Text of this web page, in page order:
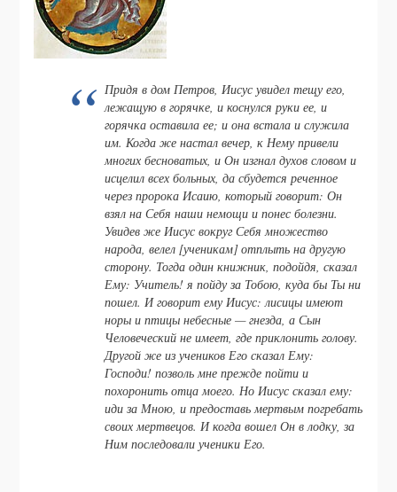
Придя в дом Петров, Иисус увидел тещу его,
лежащую в горячке, и коснулся руки ее, и
горячка оставила ее; и она встала и служила
им. Когда же настал вечер, к Нему привели
многих бесноватых, и Он изгнал духов словом и
исцелил всех больных, да сбудется реченное
через пророка Исаию, который говорит: Он
взял на Себя наши немощи и понес болезни.
Увидев же Иисус вокруг Себя множество
народа, велел [ученикам] отплыть на другую
сторону. Тогда один книжник, подойдя, сказал
Ему: Учитель! я пойду за Тобою, куда бы Ты ни
пошел. И говорит ему Иисус: лисицы имеют
норы и птицы небесные — гнезда, а Сын
Человеческий не имеет, где приклонить голову.
Другой же из учеников Его сказал Ему:
Господи! позволь мне прежде пойти и
похоронить отца моего. Но Иисус сказал ему:
иди за Мною, и предоставь мертвым погребать
своих мертвецов. И когда вошел Он в лодку, за
Ним последовали ученики Его.